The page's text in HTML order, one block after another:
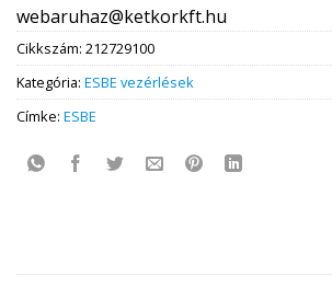
webaruhaz@ketkorkft.hu
Cikkszám: 212729100
Kategória: ESBE vezérlések
Címke: ESBE